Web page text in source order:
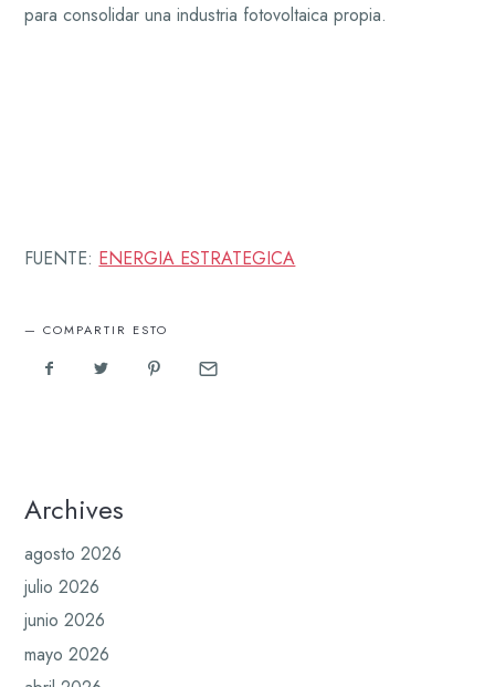
para consolidar una industria fotovoltaica propia.
FUENTE: ENERGIA ESTRATEGICA
COMPARTIR ESTO
Archives
agosto 2026
julio 2026
junio 2026
mayo 2026